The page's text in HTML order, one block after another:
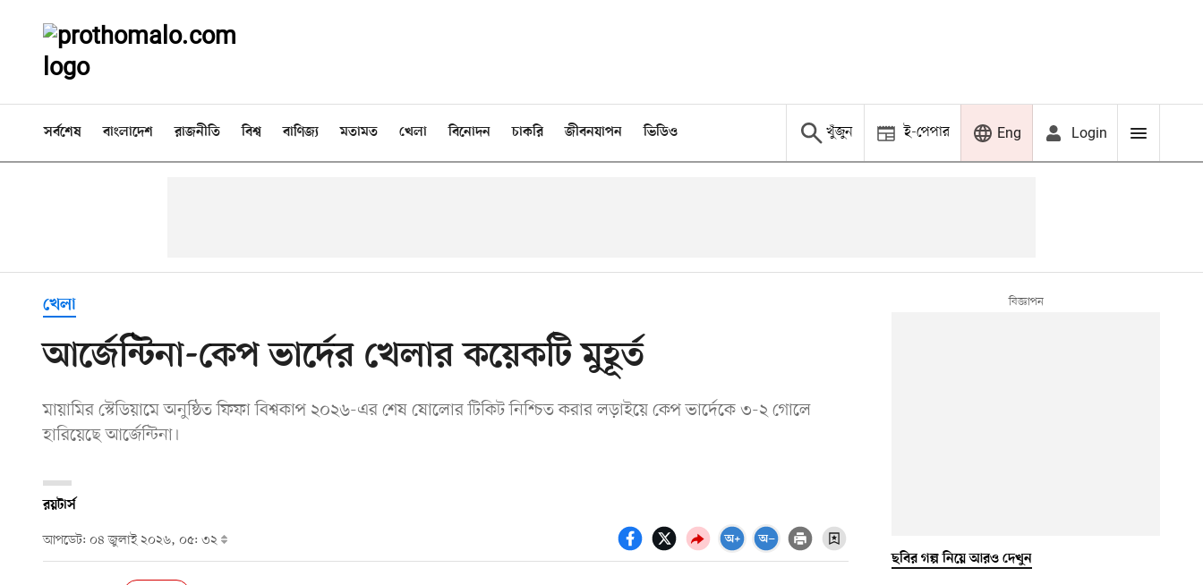
সর্বশেষ বাংলাদেশ রাজনীতি বিশ্ব বাণিজ্য মতামত খেলা বিনোদন চাকরি জীবনযাপন ভিডিও খুঁজুন ই-পেপার Eng Login
খেলা
আর্জেন্টিনা-কেপ ভার্দের খেলার কয়েকটি মুহূর্ত
মায়ামির স্টেডিয়ামে অনুষ্ঠিত ফিফা বিশ্বকাপ ২০২৬-এর শেষ ষোলোর টিকিট নিশ্চিত করার লড়াইয়ে কেপ ভার্দেকে ৩-২ গোলে
হারিয়েছে আর্জেন্টিনা।
রয়টার্স
আপডেট: ০৪ জুলাই ২০২৬, ০৫: ৩২
ছবির গল্প নিয়ে আরও দেখুন